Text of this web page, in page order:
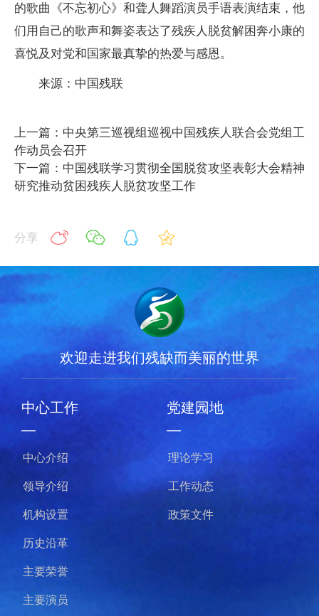
的歌曲《不忘初心》和聋人舞蹈演员手语表演结束，他
们用自己的歌声和舞姿表达了残疾人脱贫解困奔小康的
喜悦及对党和国家最真挚的热爱与感恩。
来源：中国残联
上一篇：中央第三巡视组巡视中国残疾人联合会党组工
作动员会召开
下一篇：中国残联学习贯彻全国脱贫攻坚表彰大会精神
研究推动贫困残疾人脱贫攻坚工作
分享
欢迎走进我们残缺而美丽的世界
党建园地
—
理论学习
工作动态
政策文件
节目欣赏
—
我的梦
千手千眼
梦的守望
版权所有：中国残疾人特殊艺术指导中心